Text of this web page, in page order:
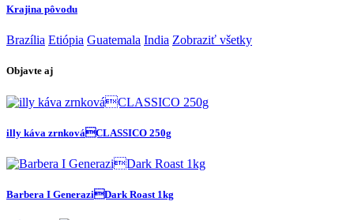
Krajina pôvodu
Brazília Etiópia Guatemala India Zobraziť všetky
Objavte aj
illy káva zrnkováCLASSICO 250g
Barbera I GeneraziDark Roast 1kg